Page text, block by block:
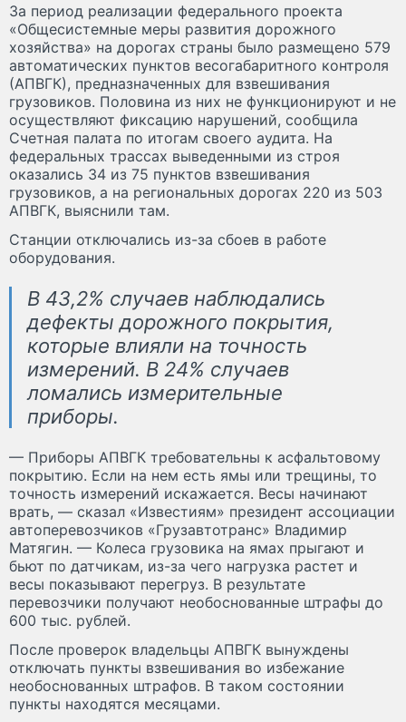
За период реализации федерального проекта
«Общесистемные меры развития дорожного
хозяйства» на дорогах страны было размещено 579
автоматических пунктов весогабаритного контроля
(АПВГК), предназначенных для взвешивания
грузовиков. Половина из них не функционируют и не
осуществляют фиксацию нарушений, сообщила
Счетная палата по итогам своего аудита. На
федеральных трассах выведенными из строя
оказались 34 из 75 пунктов взвешивания
грузовиков, а на региональных дорогах 220 из 503
АПВГК, выяснили там.
Станции отключались из-за сбоев в работе
оборудования.
В 43,2% случаев наблюдались
дефекты дорожного покрытия,
которые влияли на точность
измерений. В 24% случаев
ломались измерительные
приборы.
— Приборы АПВГК требовательны к асфальтовому
покрытию. Если на нем есть ямы или трещины, то
точность измерений искажается. Весы начинают
врать, — сказал «Известиям» президент ассоциации
автоперевозчиков «Грузавтотранс» Владимир
Матягин. — Колеса грузовика на ямах прыгают и
бьют по датчикам, из-за чего нагрузка растет и
весы показывают перегруз. В результате
перевозчики получают необоснованные штрафы до
600 тыс. рублей.
После проверок владельцы АПВГК вынуждены
отключать пункты взвешивания во избежание
необоснованных штрафов. В таком состоянии
пункты находятся месяцами.